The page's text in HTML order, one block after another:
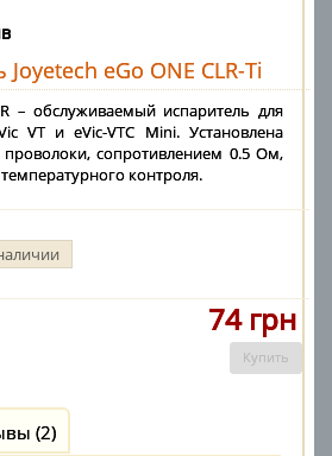
eGo ONE CLR-Ti
– обслуживаемый испаритель для
VT и eVic-VTC Mini. Установлена
проволоки, сопротивлением 0.5 Ом,
контроля.
74 грн
Купить
(2)